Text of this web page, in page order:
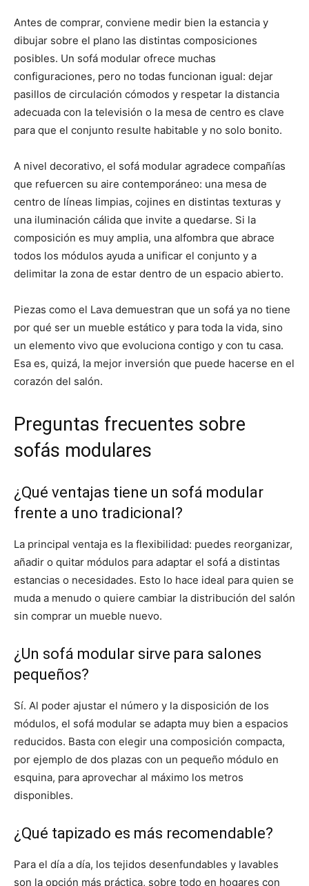
Antes de comprar, conviene medir bien la estancia y
dibujar sobre el plano las distintas composiciones
posibles. Un sofá modular ofrece muchas
configuraciones, pero no todas funcionan igual: dejar
pasillos de circulación cómodos y respetar la distancia
adecuada con la televisión o la mesa de centro es clave
para que el conjunto resulte habitable y no solo bonito.
A nivel decorativo, el sofá modular agradece compañías
que refuercen su aire contemporáneo: una mesa de
centro de líneas limpias, cojines en distintas texturas y
una iluminación cálida que invite a quedarse. Si la
composición es muy amplia, una alfombra que abrace
todos los módulos ayuda a unificar el conjunto y a
delimitar la zona de estar dentro de un espacio abierto.
Piezas como el Lava demuestran que un sofá ya no tiene
por qué ser un mueble estático y para toda la vida, sino
un elemento vivo que evoluciona contigo y con tu casa.
Esa es, quizá, la mejor inversión que puede hacerse en el
corazón del salón.
Preguntas frecuentes sobre
sofás modulares
¿Qué ventajas tiene un sofá modular
frente a uno tradicional?
La principal ventaja es la flexibilidad: puedes reorganizar,
añadir o quitar módulos para adaptar el sofá a distintas
estancias o necesidades. Esto lo hace ideal para quien se
muda a menudo o quiere cambiar la distribución del salón
sin comprar un mueble nuevo.
¿Un sofá modular sirve para salones
pequeños?
Sí. Al poder ajustar el número y la disposición de los
módulos, el sofá modular se adapta muy bien a espacios
reducidos. Basta con elegir una composición compacta,
por ejemplo de dos plazas con un pequeño módulo en
esquina, para aprovechar al máximo los metros
disponibles.
¿Qué tapizado es más recomendable?
Para el día a día, los tejidos desenfundables y lavables
son la opción más práctica, sobre todo en hogares con